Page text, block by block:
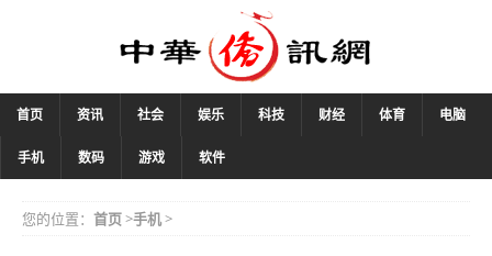
首页 资讯 社会 娱乐 科技 财经 体育 电脑
手机 数码 游戏 软件
您的位置： 首页>手机>